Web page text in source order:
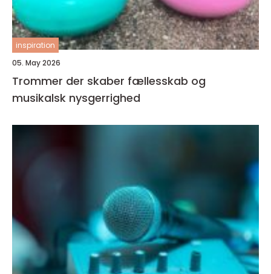
inspiration
05. May 2026
Trommer der skaber fællesskab og
musikalsk nysgerrighed